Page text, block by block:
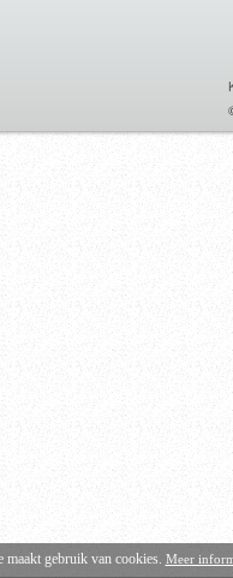
maakt gebruik van cookies. Meer